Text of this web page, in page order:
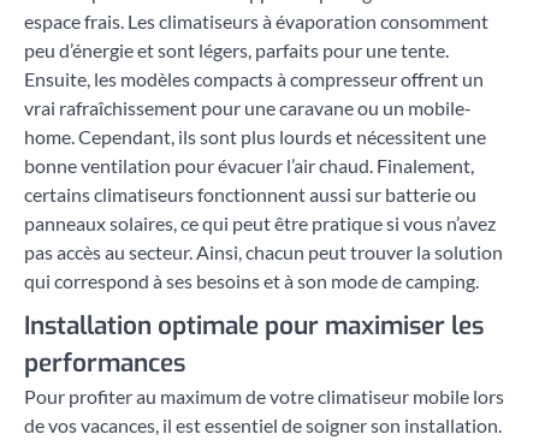
espace frais. Les climatiseurs à évaporation consomment
peu d’énergie et sont légers, parfaits pour une tente.
Ensuite, les modèles compacts à compresseur offrent un
vrai rafraîchissement pour une caravane ou un mobile-
home. Cependant, ils sont plus lourds et nécessitent une
bonne ventilation pour évacuer l’air chaud. Finalement,
certains climatiseurs fonctionnent aussi sur batterie ou
panneaux solaires, ce qui peut être pratique si vous n’avez
pas accès au secteur. Ainsi, chacun peut trouver la solution
qui correspond à ses besoins et à son mode de camping.
Installation optimale pour maximiser les
performances
Pour profiter au maximum de votre climatiseur mobile lors
de vos vacances, il est essentiel de soigner son installation.